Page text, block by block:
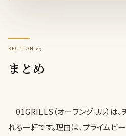
まとめ
01GRILLS（オーワングリル）は
れる一軒です。理由は、プライムビ